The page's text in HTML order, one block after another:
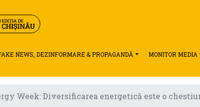
NEWS, DEZINFORMARE & PROPAGANDĂ MONITOR MEDIA
Week: Diversificarea energetică este o